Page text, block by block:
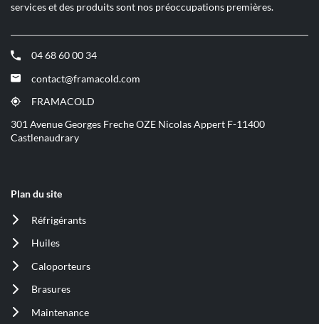
services et des produits sont nos préoccupations premières.
04 68 60 00 34
(ouvre
dans
nouvelle
contact@framacold.com
(ouvre
dans
nouvelle
fenêtre)
FRAMACOLD
(ouvre
dans
une
301 Avenue Georges Freche OZE Nicolas Appert F-11400
Castlenaudrary
Plan du site
Réfrigérants
(ouvre
dans
nouvelle
Huiles
(ouvre
dans
nouvelle
Caloporteurs
(ouvre
dans
nouvelle
Brasures
(ouvre
dans
Maintenance
(ouvre